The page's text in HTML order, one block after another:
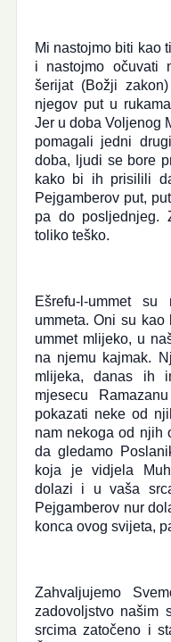
Mi nastojmo biti kao
i nastojmo očuvati
šerijat (Božji
njegov put u
Jer u doba Voljenog
pomagali jedni
doba, ljudi se bore
kako bi ih prisilili
Pejgamberov put,
pa do posljednjeg.
toliko teško.
Ešrefu-l-ummet
ummeta. Oni su
ummet mlijeko, u
na njemu kajmak.
mlijeka, danas ih
mjesecu
pokazati neke od
nam nekoga od njih
da gledamo
koja je vidjela
dolazi i u vaša
Pejgamberov nur
konca ovog svijeta,
Zahvaljujemo
zadovoljstvo našim
srcima zatočeno i